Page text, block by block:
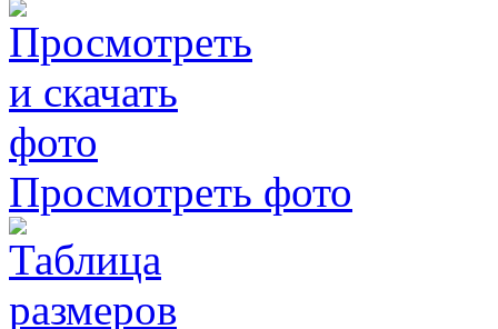
Просмотреть фото